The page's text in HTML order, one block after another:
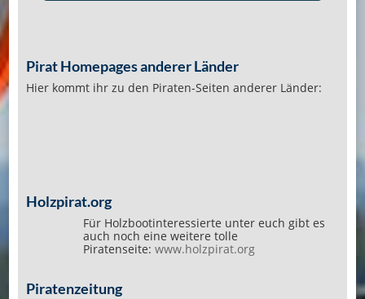
Pirat Homepages anderer Länder
Hier kommt ihr zu den Piraten-Seiten anderer Länder:
Holzpirat.org
Für Holzbootinteressierte unter euch gibt es
auch noch eine weitere tolle
Piratenseite: www.holzpirat.org
Piratenzeitung